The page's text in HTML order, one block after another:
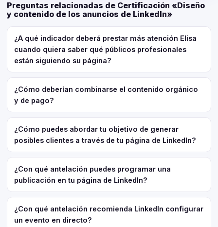
Preguntas relacionadas de Certificación «Diseño
y contenido de los anuncios de LinkedIn»
¿A qué indicador deberá prestar más atención Elisa
cuando quiera saber qué públicos profesionales
están siguiendo su página?
¿Cómo deberían combinarse el contenido orgánico
y de pago?
¿Cómo puedes abordar tu objetivo de generar
posibles clientes a través de tu página de LinkedIn?
¿Con qué antelación puedes programar una
publicación en tu página de LinkedIn?
¿Con qué antelación recomienda LinkedIn configurar
un evento en directo?